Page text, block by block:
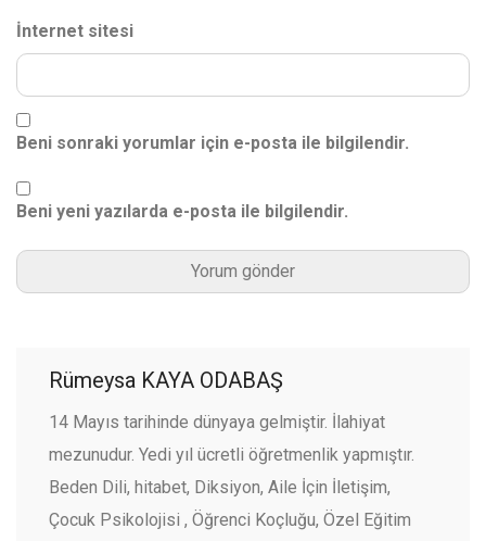
İnternet sitesi
Beni sonraki yorumlar için e-posta ile bilgilendir.
Beni yeni yazılarda e-posta ile bilgilendir.
Rümeysa KAYA ODABAŞ
14 Mayıs tarihinde dünyaya gelmiştir. İlahiyat
mezunudur. Yedi yıl ücretli öğretmenlik yapmıştır.
Beden Dili, hitabet, Diksiyon, Aile İçin İletişim,
Çocuk Psikolojisi , Öğrenci Koçluğu, Özel Eğitim